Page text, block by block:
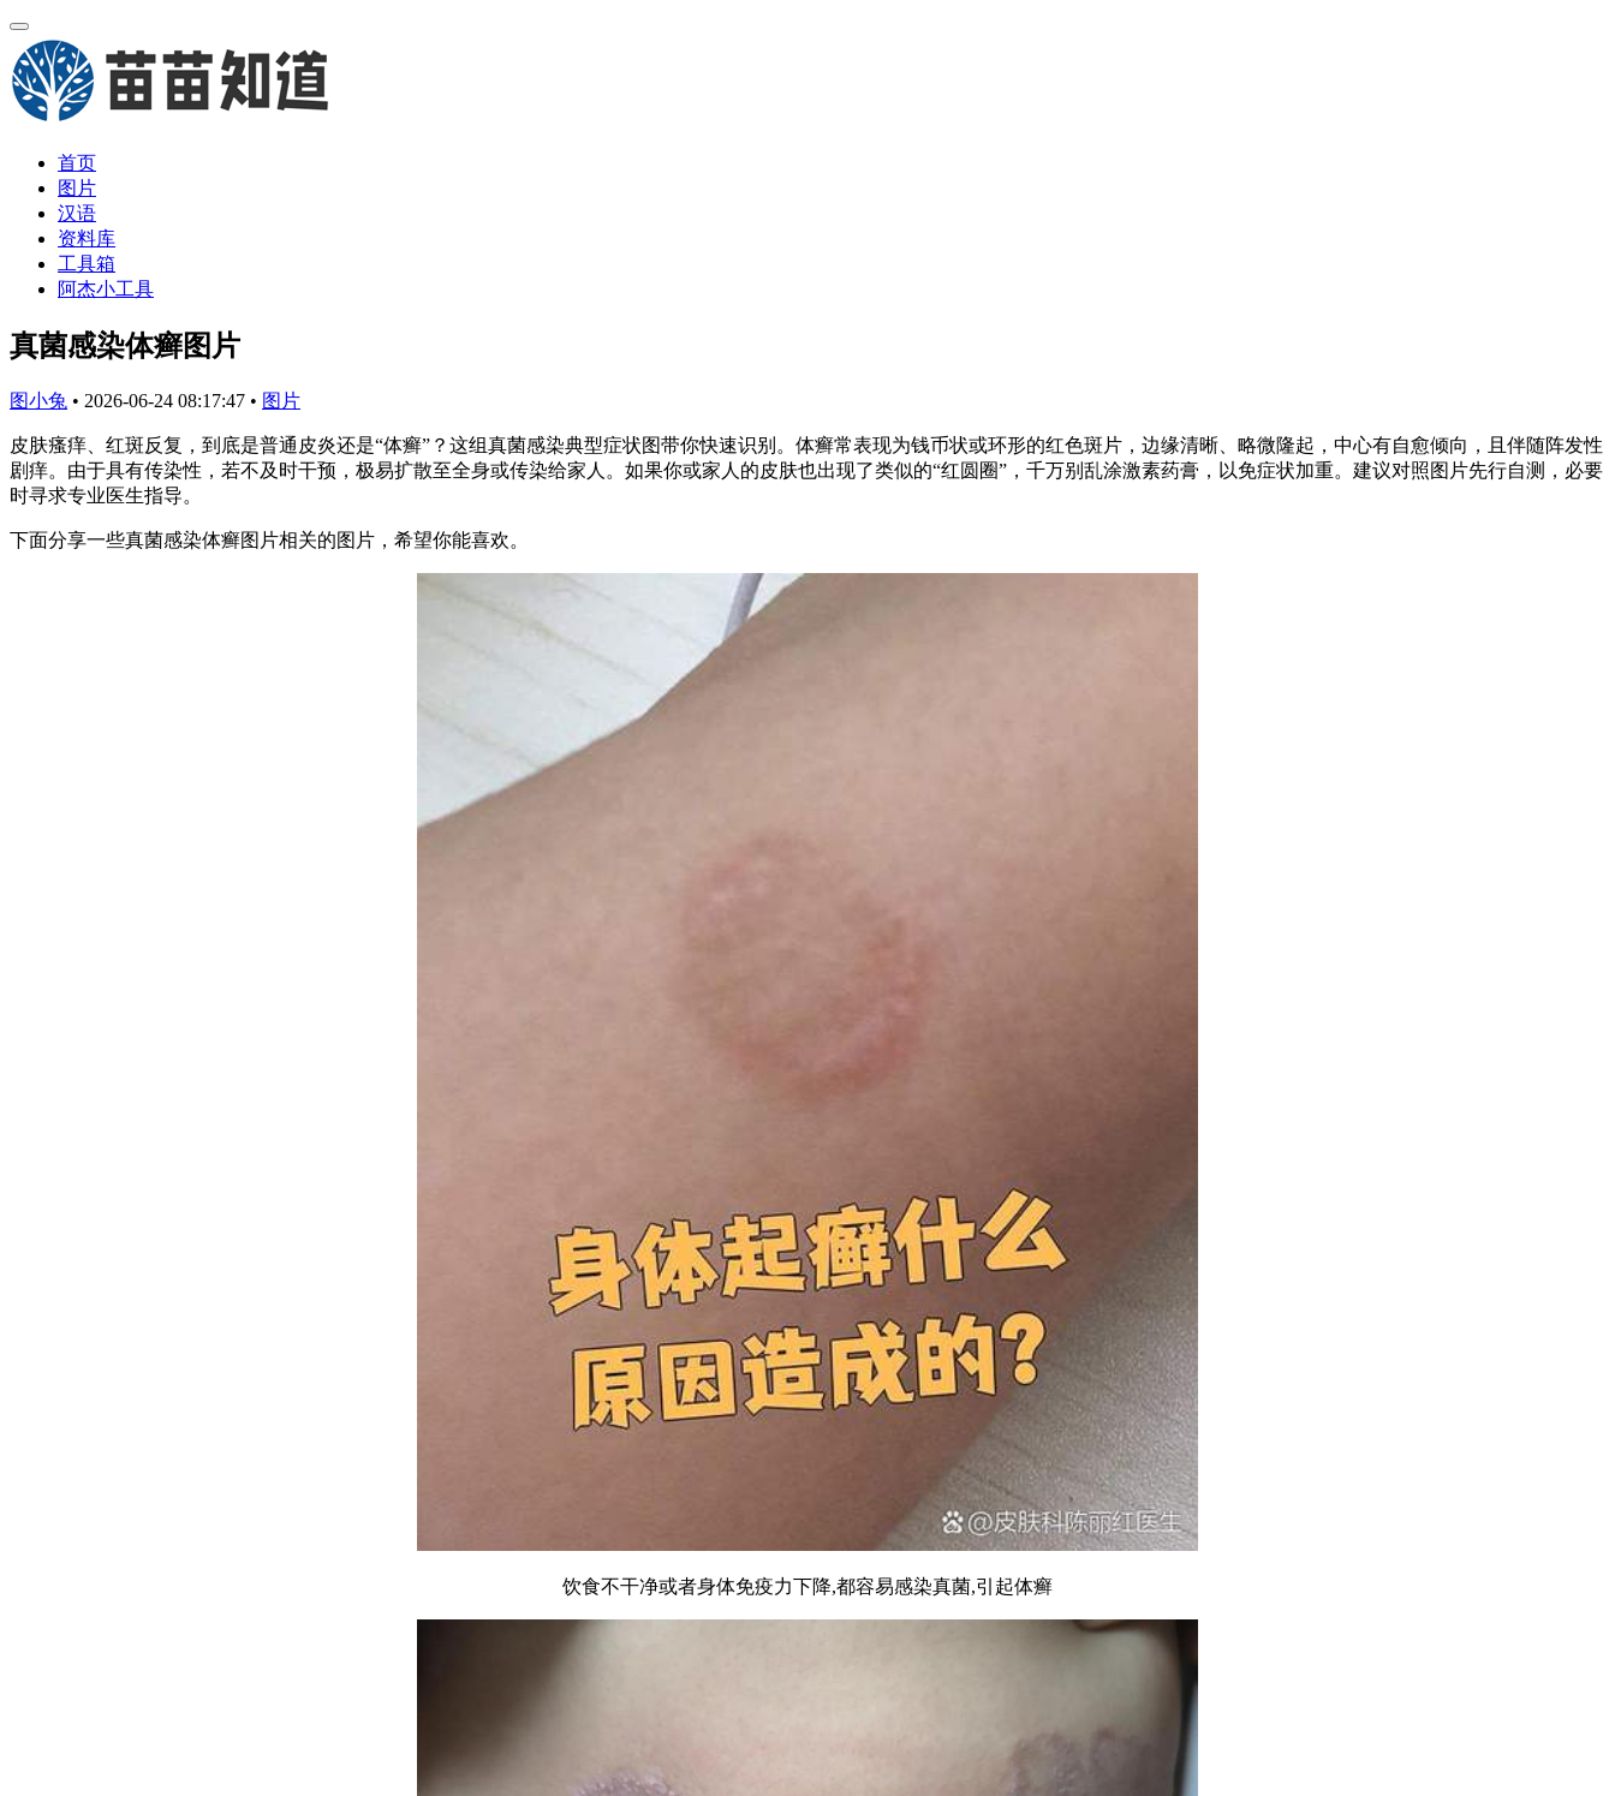
首页
图片
汉语
资料库
工具箱
阿杰小工具
真菌感染体癣图片
图小兔 • 2026-06-24 08:17:47 • 图片
皮肤瘙痒、红斑反复，到底是普通皮炎还是“体癣”？这组真菌感染典型症状图带你快速识别。体癣常表现为钱币状或环形的红色斑片，边缘清晰、略微隆起，中心有自愈倾向，且伴随阵发性
剧痒。由于具有传染性，若不及时干预，极易扩散至全身或传染给家人。如果你或家人的皮肤也出现了类似的“红圆圈”，千万别乱涂激素药膏，以免症状加重。建议对照图片先行自测，必要
时寻求专业医生指导。
下面分享一些真菌感染体癣图片相关的图片，希望你能喜欢。
饮食不干净或者身体免疫力下降,都容易感染真菌,引起体癣